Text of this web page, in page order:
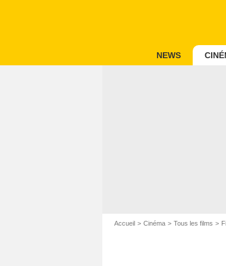
NEWS
Accueil Cinéma Tous les films